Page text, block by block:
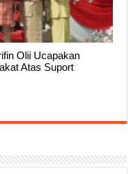
Olii Ucapakan
Atas Suport